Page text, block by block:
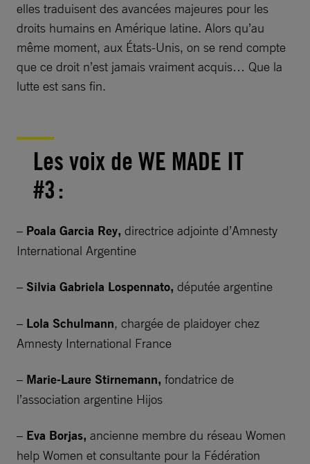
elles traduisent des avancées majeures pour les
droits humains en Amérique latine. Alors qu’au
même moment, aux États-Unis, on se rend compte
que ce droit n’est jamais vraiment acquis… Que la
lutte est sans fin.
Les voix de WE MADE IT
#3 :
– Poala Garcia Rey, directrice adjointe d’Amnesty
International Argentine​
– Silvia Gabriela Lospennato, députée argentine​
– Lola Schulmann, chargée de plaidoyer chez
Amnesty International​ France
– Marie-Laure Stirnemann, fondatrice de
l’association argentine Hijos​
– Eva Borjas, ancienne membre du réseau Women
help Women et consultante pour la Fédération